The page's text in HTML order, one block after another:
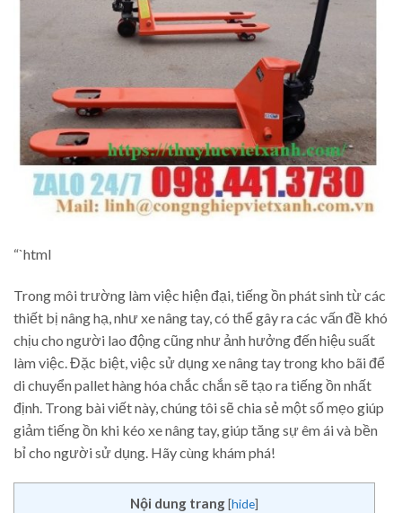
“`html
Trong môi trường làm việc hiện đại, tiếng ồn phát sinh từ các
thiết bị nâng hạ, như xe nâng tay, có thể gây ra các vấn đề khó
chịu cho người lao động cũng như ảnh hưởng đến hiệu suất
làm việc. Đặc biệt, việc sử dụng xe nâng tay trong kho bãi để
di chuyển pallet hàng hóa chắc chắn sẽ tạo ra tiếng ồn nhất
định. Trong bài viết này, chúng tôi sẽ chia sẻ một số mẹo giúp
giảm tiếng ồn khi kéo xe nâng tay, giúp tăng sự êm ái và bền
bỉ cho người sử dụng. Hãy cùng khám phá!
Nội dung trang[hide]